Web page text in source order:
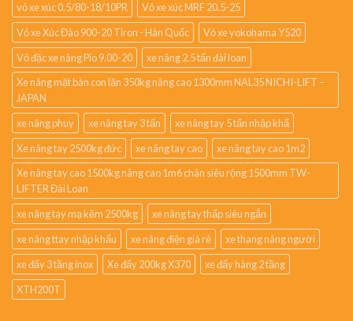
vỏ xe xúc 0.5/80-18/10PR
Vỏ xe xúc MRF 20.5-25
Vỏ xe Xúc Đào 900-20 Tiron - Hàn Quốc
Vỏ xe yokohama Y520
Vỏ đặc xe nâng Pio 9.00-20
xe nâng 2.5 tấn đài loan
Xe nâng mặt bàn con lăn 350kg nâng cao 1300mm NAL35 NICHI-LIFT –
JAPAN
xe nâng phuy
xe nâng tay 3 tấn
xe nâng tay 5 tấn nhập khẩ
Xe nâng tay 2500kg đức
xe nâng tay cao
xe nâng tay cao 1m2
Xe nâng tay cao 1500kg nâng cao 1m6 chân siêu rộng 1500mm TW-
LIFTER Đài Loan
xe nâng tay mạ kẽm 2500kg
xe nâng tay thấp siêu ngắn
xe nâng ttay nhập khẩu
xe nâng điện giá rẻ
xe thang nâng người
xe đẩy 3 tầng inox
Xe đẩy 200kg X370
xe đẩy hàng 2 tầng
XTH200T